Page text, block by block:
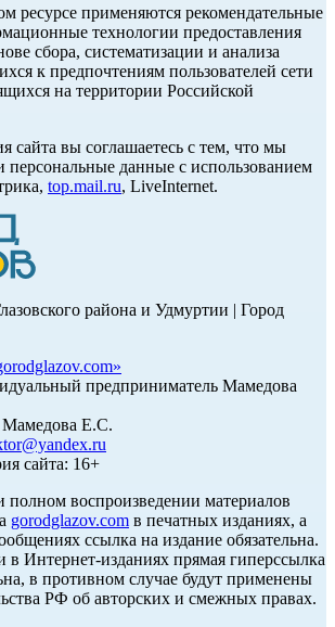
ресурсе применяются рекомендательные
технологии предоставления
сбора, систематизации и анализа
к предпочтениям пользователей сети
на территории Российской
сайта вы соглашаетесь с тем, что мы
персональные данные с использованием
top.mail.ru, LiveInternet.
района и Удмуртии | Город
»
предприниматель Мамедова
Мамедова Е.С.
сайта: 16+
воспроизведении материалов
gorodglazov.com в печатных изданиях, а
ссылка на издание обязательна.
в Интернет-изданиях прямая гиперссылка
в противном случае будут применены
РФ об авторских и смежных правах.